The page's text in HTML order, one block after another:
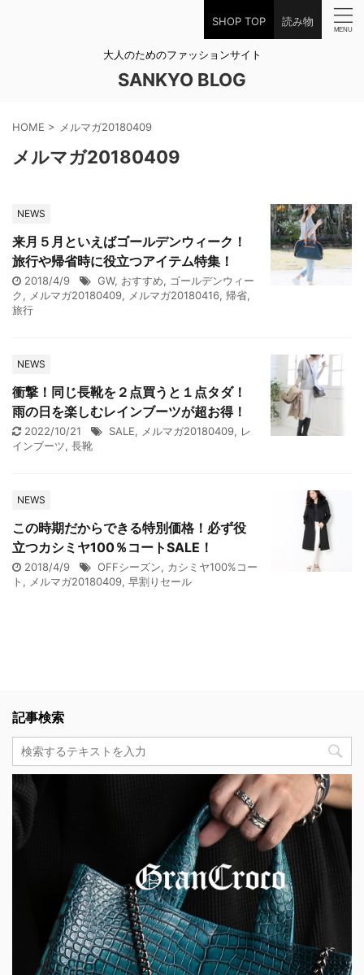
SHOP TOP 読み物
大人のためのファッションサイト
SANKYO BLOG
HOME > メルマガ20180409
メルマガ20180409
NEWS
来月５月といえばゴールデンウィーク！
旅行や帰省時に役立つアイテム特集！
2018/4/9 GW, おすすめ, ゴールデンウィー
ク, メルマガ20180409, メルマガ20180416, 帰省,
旅行
NEWS
衝撃！同じ長靴を２点買うと１点タダ！
雨の日を楽しむレインブーツが超お得！
2022/10/21 SALE, メルマガ20180409, レ
インブーツ, 長靴
NEWS
この時期だからできる特別価格！必ず役
立つカシミヤ100％コートSALE！
2018/4/9 OFFシーズン, カシミヤ100%コー
ト , メルマガ20180409, 早割りセール
記事検索